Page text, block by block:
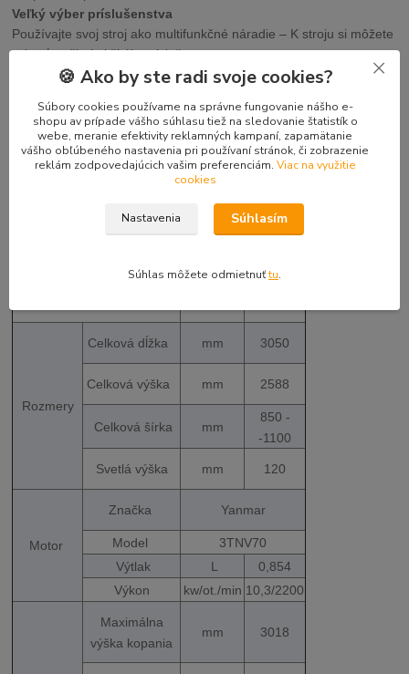
Veľký výber príslušenstva
Používajte svoj stroj ako multifunkčné náradie – K stroju si môžete
vybrať zo širokej škály príslušenstva.
Parametre produktu
Baldachýn
Kapacita vedra 0,03
Rozmery
Celková dĺžka mm 3050
Celková výška mm 2588
Celková šírka mm
850 -
-1100
Svetlá výška mm 120
Motor
Značka Yanmar
Model
3TNV70
Výtlak
L
0,854
Výkon
kw/ot./min 10,3/2200
Maximálna
výška kopania
mm 3018
🍪 Ako by ste radi svoje cookies?
Súbory cookies používame na správne fungovanie nášho e-
shopu av prípade vášho súhlasu tiež na sledovanie štatistík o
webe, meranie efektivity reklamných kampaní, zapamätanie
vášho obľúbeného nastavenia pri používaní stránok, či zobrazenie
reklám zodpovedajúcich vašim preferenciám. Viac na využitie
cookies
Nastavenia Súhlasím
Súhlas môžete odmietnuťtu.